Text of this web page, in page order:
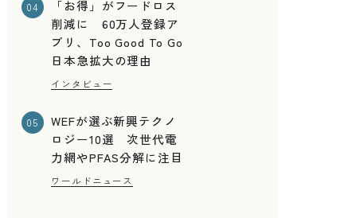
04
「お得」がフードロス
削減に 60万人登録ア
プリ、Too Good To Go
日本急拡大の理由
インタビュー
05
WEFが選ぶ新興テクノ
ロジー10選 次世代電
力網やPFAS分解に注目
ワールドニュース